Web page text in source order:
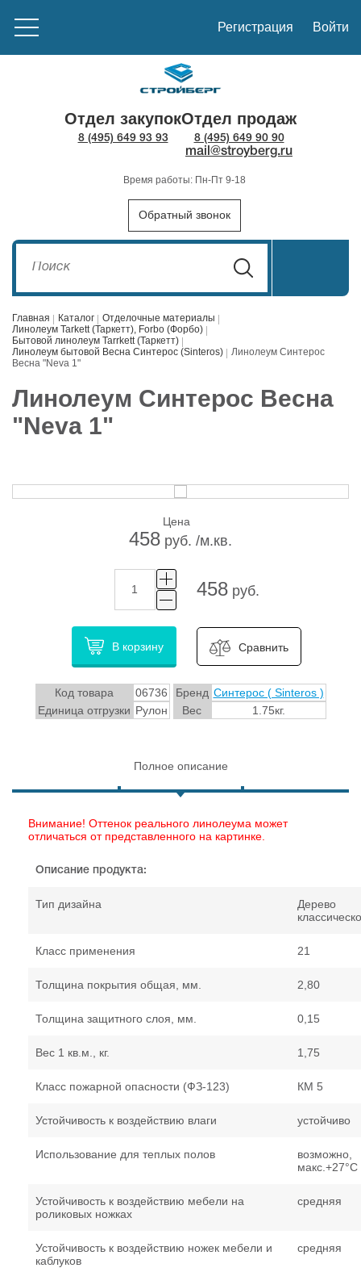
Регистрация Войти
Отдел закупок
8 (495) 649 93 93
Отдел продаж
8 (495) 649 90 90
mail@stroyberg.ru
Время работы: Пн-Пт 9-18
Обратный звонок
Главная Каталог
Отделочные материалы
Линолеум Tarkett (Таркетт), Forbo (Форбо)
Бытовой линолеум Tarrkett (Таркетт)
Линолеум бытовой Весна Синтерос (Sinteros)
Линолеум Синтерос
Весна "Neva 1"
Линолеум Синтерос Весна
"Neva 1"
Цена
458 руб. /м.кв.
458руб.
В корзину Сравнить
Код товара 06736 Бренд Синтерос ( Sinteros )
Единица отгрузки Рулон Вес 1.75кг.
Полное описание
Внимание! Оттенок реального линолеума может
отличаться от представленного на картинке.
Описание продукта:
Тип дизайна
Дерево
Класс применения 21
Толщина покрытия общая, мм. 2,80
Толщина защитного слоя, мм. 0,15
Вес 1 кв.м., кг. 1,75
Класс пожарной опасности (ФЗ-123) КМ 5
Устойчивость к воздействию влаги устойчиво
Использование для теплых полов
возможно,
макс.+27°С
Устойчивость к воздействию мебели на
роликовых ножках
средняя
Устойчивость к воздействию ножек мебели и
каблуков
средняя